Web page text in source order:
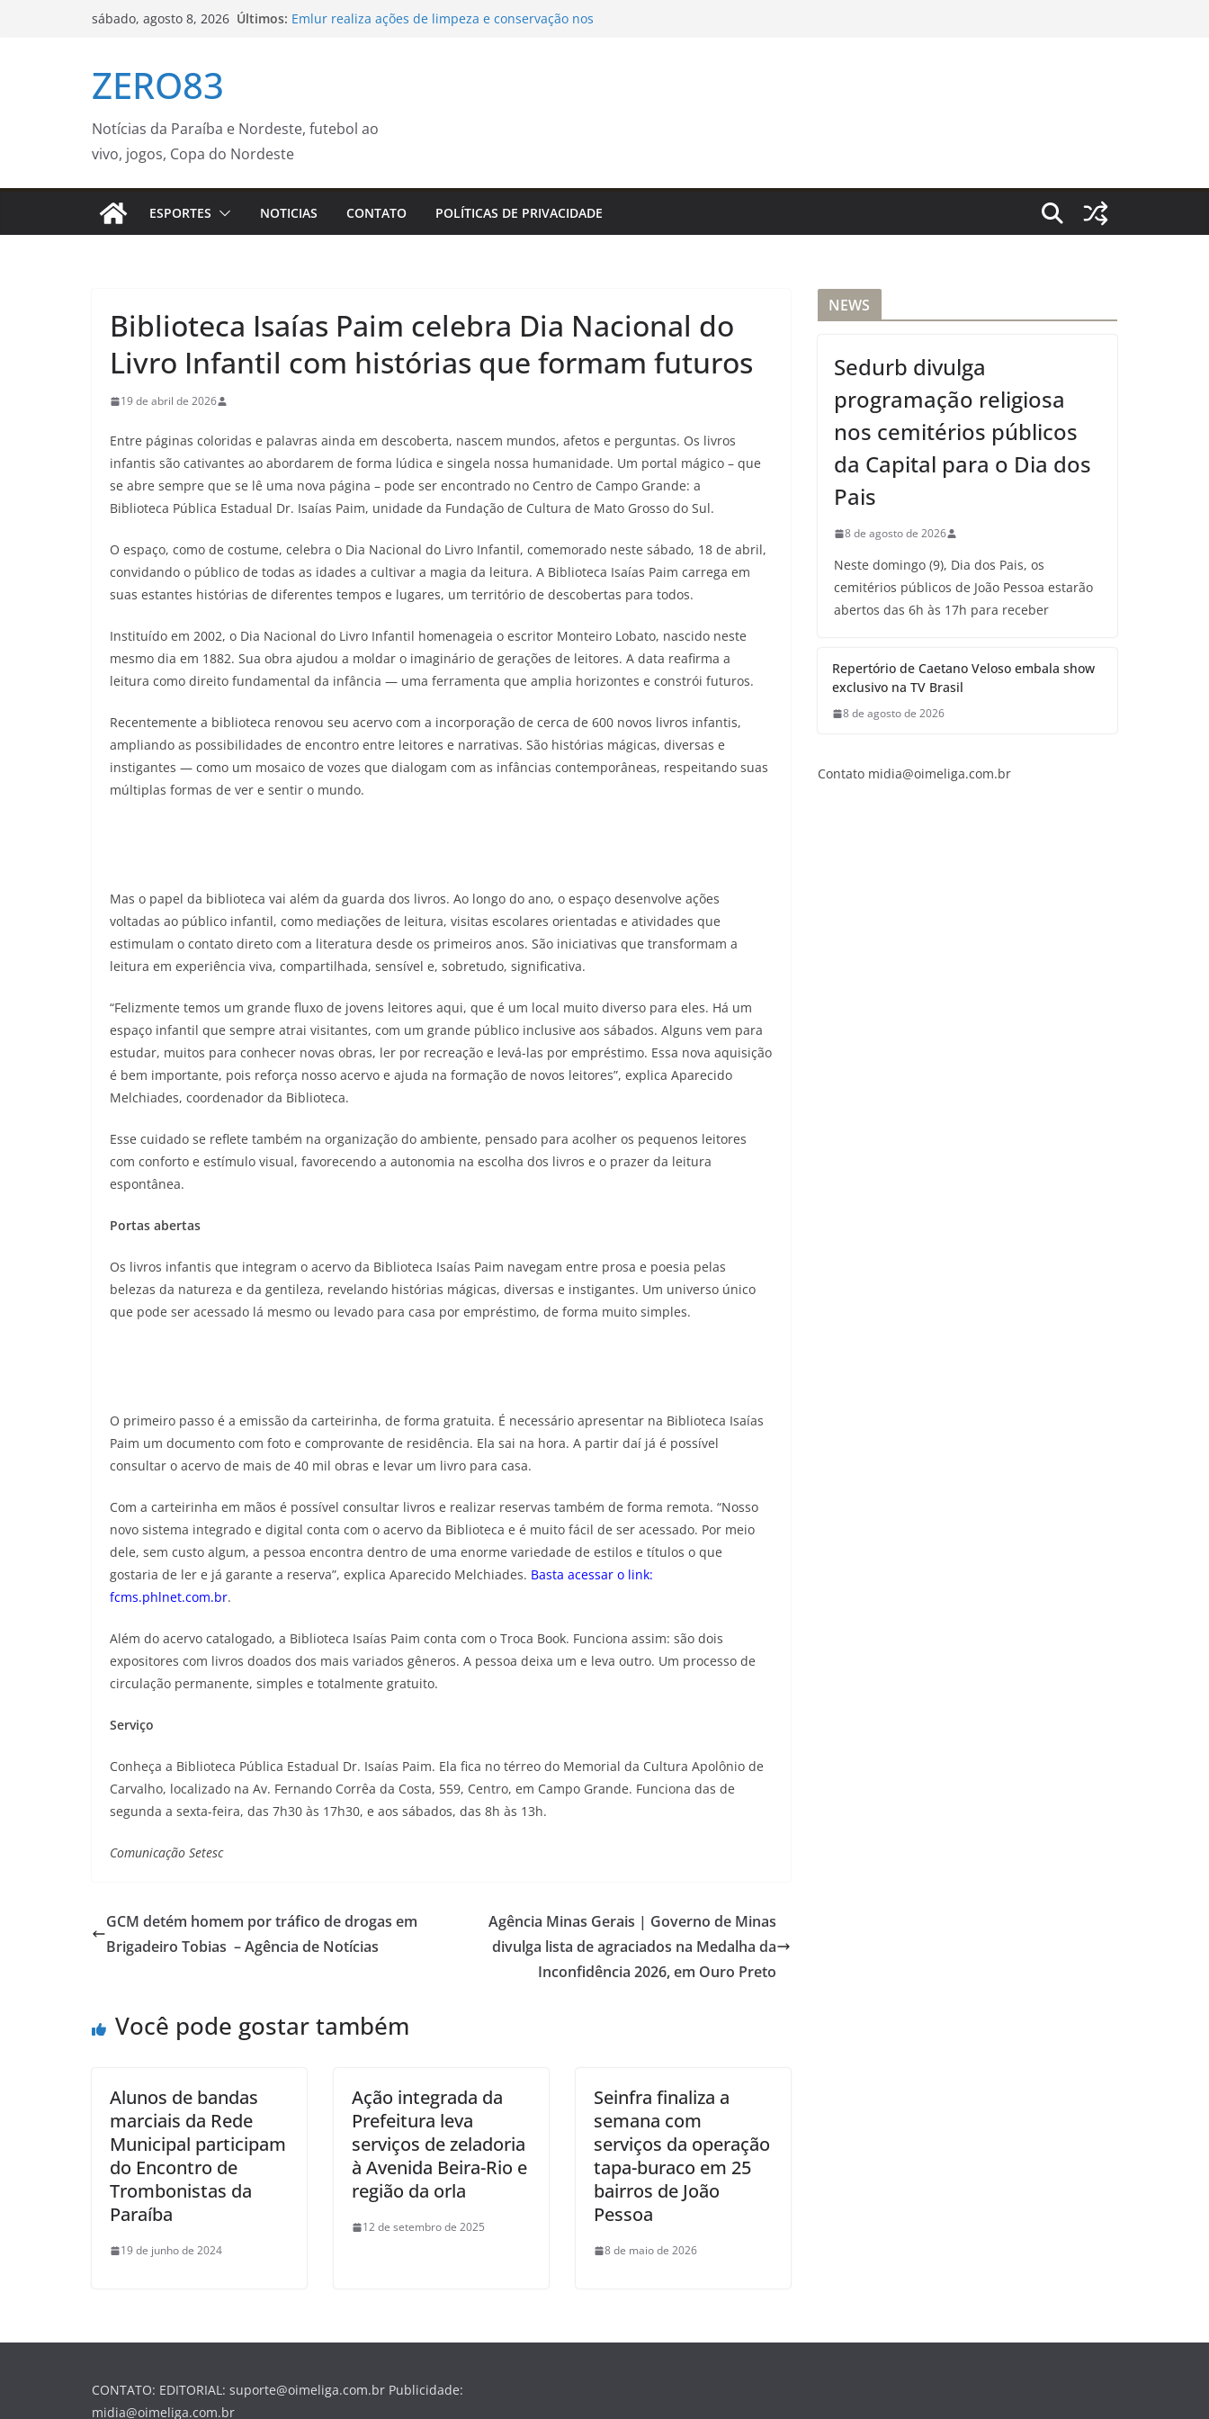
sábado, agosto 8, 2026 Últimos: Emlur realiza ações de limpeza e conservação nos
Guarda Municipal capacita novos agentes para atuação na
Janeiro
ZERO83
Notícias da Paraíba e Nordeste, futebol ao
vivo, jogos, Copa do Nordeste
ESPORTES NOTICIAS CONTATO POLÍTICAS DE PRIVACIDADE
Biblioteca Isaías Paim celebra Dia Nacional do
Livro Infantil com histórias que formam futuros
19 de abril de 2026
Entre páginas coloridas e palavras ainda em descoberta, nascem mundos, afetos e perguntas. Os livros
infantis são cativantes ao abordarem de forma lúdica e singela nossa humanidade. Um portal mágico – que
se abre sempre que se lê uma nova página – pode ser encontrado no Centro de Campo Grande: a
Biblioteca Pública Estadual Dr. Isaías Paim, unidade da Fundação de Cultura de Mato Grosso do Sul.
O espaço, como de costume, celebra o Dia Nacional do Livro Infantil, comemorado neste sábado, 18 de abril,
convidando o público de todas as idades a cultivar a magia da leitura. A Biblioteca Isaías Paim carrega em
suas estantes histórias de diferentes tempos e lugares, um território de descobertas para todos.
Instituído em 2002, o Dia Nacional do Livro Infantil homenageia o escritor Monteiro Lobato, nascido neste
mesmo dia em 1882. Sua obra ajudou a moldar o imaginário de gerações de leitores. A data reafirma a
leitura como direito fundamental da infância — uma ferramenta que amplia horizontes e constrói futuros.
Recentemente a biblioteca renovou seu acervo com a incorporação de cerca de 600 novos livros infantis,
ampliando as possibilidades de encontro entre leitores e narrativas. São histórias mágicas, diversas e
instigantes — como um mosaico de vozes que dialogam com as infâncias contemporâneas, respeitando suas
múltiplas formas de ver e sentir o mundo.
Mas o papel da biblioteca vai além da guarda dos livros. Ao longo do ano, o espaço desenvolve ações
voltadas ao público infantil, como mediações de leitura, visitas escolares orientadas e atividades que
estimulam o contato direto com a literatura desde os primeiros anos. São iniciativas que transformam a
leitura em experiência viva, compartilhada, sensível e, sobretudo, significativa.
“Felizmente temos um grande fluxo de jovens leitores aqui, que é um local muito diverso para eles. Há um
espaço infantil que sempre atrai visitantes, com um grande público inclusive aos sábados. Alguns vem para
estudar, muitos para conhecer novas obras, ler por recreação e levá-las por empréstimo. Essa nova aquisição
é bem importante, pois reforça nosso acervo e ajuda na formação de novos leitores”, explica Aparecido
Melchiades, coordenador da Biblioteca.
Esse cuidado se reflete também na organização do ambiente, pensado para acolher os pequenos leitores
com conforto e estímulo visual, favorecendo a autonomia na escolha dos livros e o prazer da leitura
espontânea.
Portas abertas
Os livros infantis que integram o acervo da Biblioteca Isaías Paim navegam entre prosa e poesia pelas
belezas da natureza e da gentileza, revelando histórias mágicas, diversas e instigantes. Um universo único
que pode ser acessado lá mesmo ou levado para casa por empréstimo, de forma muito simples.
O primeiro passo é a emissão da carteirinha, de forma gratuita. É necessário apresentar na Biblioteca Isaías
Paim um documento com foto e comprovante de residência. Ela sai na hora. A partir daí já é possível
consultar o acervo de mais de 40 mil obras e levar um livro para casa.
Com a carteirinha em mãos é possível consultar livros e realizar reservas também de forma remota. “Nosso
novo sistema integrado e digital conta com o acervo da Biblioteca e é muito fácil de ser acessado. Por meio
dele, sem custo algum, a pessoa encontra dentro de uma enorme variedade de estilos e títulos o que
gostaria de ler e já garante a reserva”, explica Aparecido Melchiades. Basta acessar o link:
fcms.phlnet.com.br.
Além do acervo catalogado, a Biblioteca Isaías Paim conta com o Troca Book. Funciona assim: são dois
expositores com livros doados dos mais variados gêneros. A pessoa deixa um e leva outro. Um processo de
circulação permanente, simples e totalmente gratuito.
Serviço
Conheça a Biblioteca Pública Estadual Dr. Isaías Paim. Ela fica no térreo do Memorial da Cultura Apolônio de
Carvalho, localizado na Av. Fernando Corrêa da Costa, 559, Centro, em Campo Grande. Funciona das de
segunda a sexta-feira, das 7h30 às 17h30, e aos sábados, das 8h às 13h.
Comunicação Setesc
GCM detém homem por tráfico de drogas em
Brigadeiro Tobias – Agência de Notícias
Agência Minas Gerais | Governo de Minas
divulga lista de agraciados na Medalha da
Inconfidência 2026, em Ouro Preto
Você pode gostar também
Alunos de bandas
marciais da Rede
Municipal participam
do Encontro de
Trombonistas da
Paraíba
19 de junho de 2024
Ação integrada da
Prefeitura leva
serviços de zeladoria
à Avenida Beira-Rio e
região da orla
12 de setembro de 2025
Seinfra finaliza a
semana com
serviços da operação
tapa-buraco em 25
bairros de João
Pessoa
8 de maio de 2026
NEWS
Sedurb divulga
programação religiosa
nos cemitérios públicos
da Capital para o Dia dos
Pais
8 de agosto de 2026
Neste domingo (9), Dia dos Pais, os
cemitérios públicos de João Pessoa estarão
abertos das 6h às 17h para receber
Repertório de Caetano Veloso embala show
exclusivo na TV Brasil
8 de agosto de 2026
Contato midia@oimeliga.com.br
CONTATO: EDITORIAL: suporte@oimeliga.com.br Publicidade:
midia@oimeliga.com.br